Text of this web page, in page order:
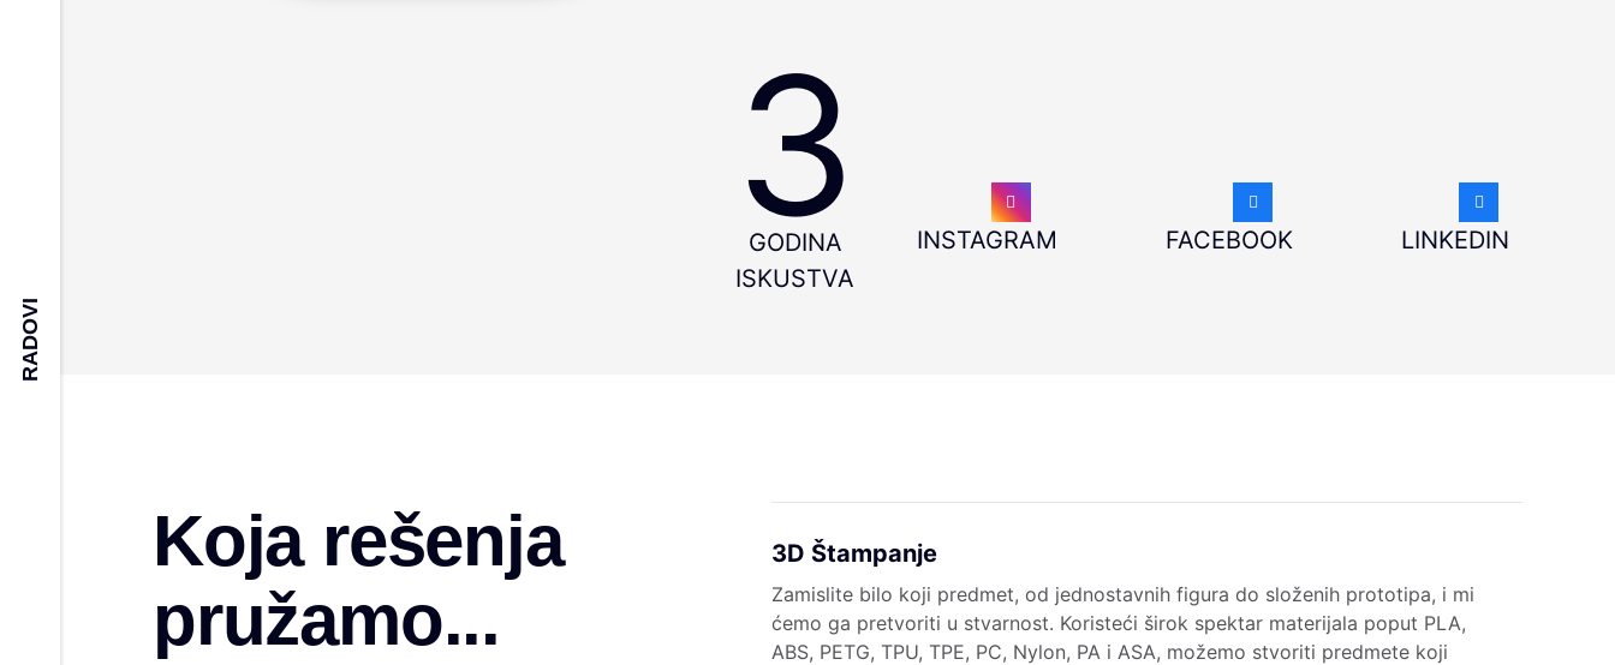
RADOVI
3
GODINA
ISKUSTVA
INSTAGRAM FACEBOOK LINKEDIN
Koja rešenja
pružamo...
3D Štampanje
Zamislite bilo koji predmet, od jednostavnih figura do složenih prototipa, i mi
ćemo ga pretvoriti u stvarnost. Koristeći širok spektar materijala poput PLA,
ABS, PETG, TPU, TPE, PC, Nylon, PA i ASA, možemo stvoriti predmete koji